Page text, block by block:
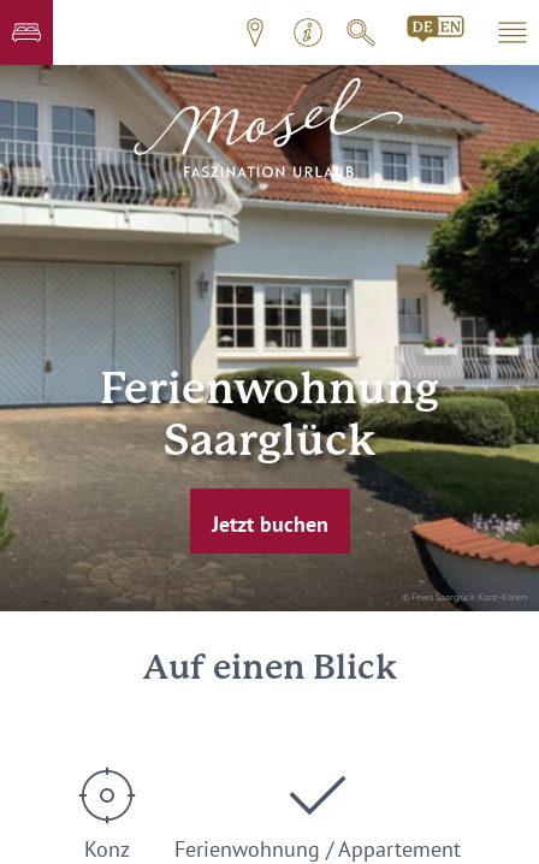
© Fewo Saarglück Konz-Könen
Ferienwohnung
Saarglück
Jetzt buchen
Auf einen Blick
Konz Ferienwohnung / Appartement